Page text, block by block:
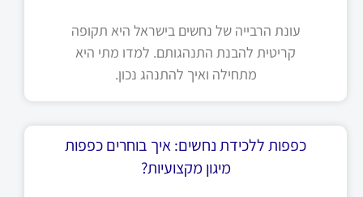
עונת הרבייה של נחשים בישראל היא תקופה
קריטית להבנת התנהגותם. למדו מתי היא
מתחילה ואיך להתנהג נכון.
כפפות ללכידת נחשים: איך בוחרים כפפות
מיגון מקצועיות?